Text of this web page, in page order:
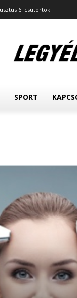
6. csütörtök
SPORT